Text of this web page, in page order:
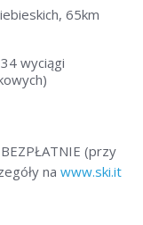
65km
wyciągi
(przy
na www.ski.it